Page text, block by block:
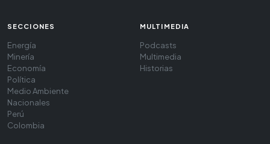
SECCIONES
Energía
Minería
Economía
Política
Medio Ambiente
Nacionales
Perú
Colombia
MULTIMEDIA
Podcasts
Multimedia
Historias